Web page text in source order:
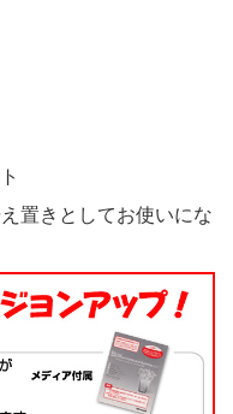
置きとしてお使いにな